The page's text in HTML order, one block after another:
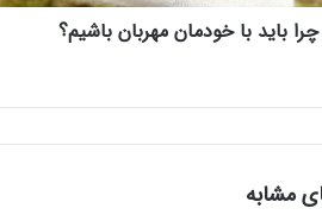
چرا باید با خودمان مهربان باشیم؟
مشابه